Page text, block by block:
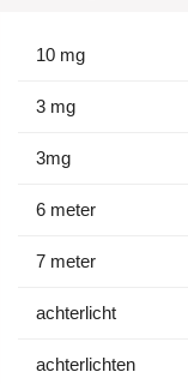
10 mg
3 mg
3mg
6 meter
7 meter
achterlicht
achterlichten